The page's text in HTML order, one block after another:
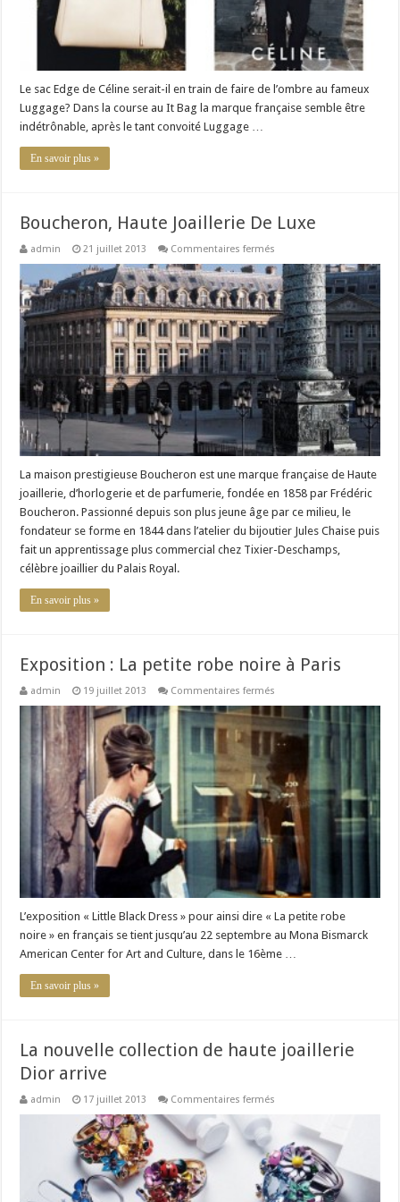
Le sac Edge de Céline serait-il en train de faire de l’ombre au fameux
Luggage? Dans la course au It Bag la marque française semble être
indétrônable, après le tant convoité Luggage …
En savoir plus »
Boucheron, Haute Joaillerie De Luxe
admin 21 juillet 2013 Commentaires fermés
Haute
Joaillerie
De
Luxe
La maison prestigieuse Boucheron est une marque française de Haute
joaillerie, d’horlogerie et de parfumerie, fondée en 1858 par Frédéric
Boucheron. Passionné depuis son plus jeune âge par ce milieu, le
fondateur se forme en 1844 dans l’atelier du bijoutier Jules Chaise puis
fait un apprentissage plus commercial chez Tixier-Deschamps,
célèbre joaillier du Palais Royal.
En savoir plus »
Exposition : La petite robe noire à Paris
admin 19 juillet 2013 Commentaires fermés
petite
robe
à
Paris
L’exposition « Little Black Dress » pour ainsi dire « La petite robe
noire » en français se tient jusqu’au 22 septembre au Mona Bismarck
American Center for Art and Culture, dans le 16ème …
En savoir plus »
La nouvelle collection de haute joaillerie
Dior arrive
admin 17 juillet 2013 Commentaires fermés
collection
de
haute
joaillerie
Dior
arrive